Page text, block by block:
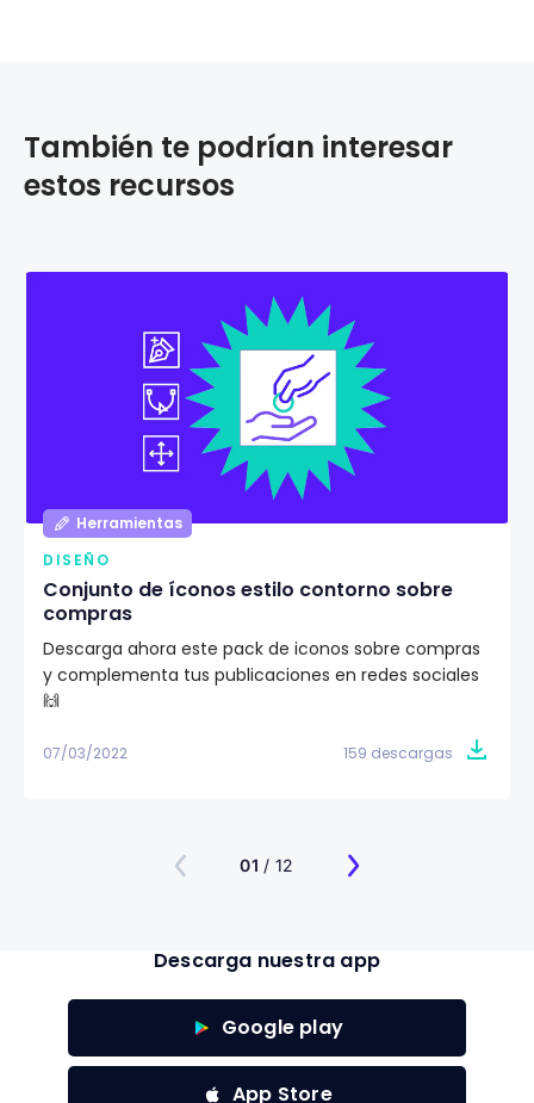
También te podrían interesar
estos recursos
Herramientas
DISEÑO
Conjunto de íconos estilo contorno sobre
compras
Descarga ahora este pack de iconos sobre compras
y complementa tus publicaciones en redes sociales
🙌
07/03/2022 159 descargas
01 / 12
Descarga nuestra app
Google play
App Store